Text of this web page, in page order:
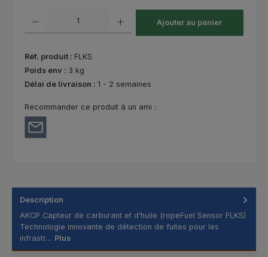
Ajouter au panier
Réf. produit : FLKS
Poids env : 3 kg
Délai de livraison : 1 - 2 semaines
Recommander ce produit à un ami :
Description
AKCP Capteur de carburant et d’huile (ropeFuel Sensor FLKS)
Technologie innovante de détection de fuites pour les
infrastr… Plus